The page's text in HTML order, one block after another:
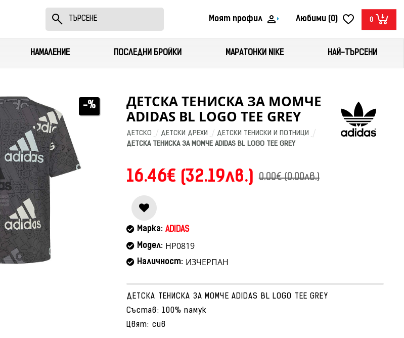
Моят профил Любими (0) 0
НАМАЛЕНИЕ ПОСЛЕДНИ БРОЙКИ МАРАТОНКИ NIKE НАЙ-ТЪРСЕНИ
-%
ДЕТСКА ТЕНИСКА ЗА МОМЧЕ
ADIDAS BL LOGO TEE GREY
ДЕТСКО ДЕТСКИ ДРЕХИ
ДЕТСКИ ТЕНИСКИ И ПОТНИЦИ
ДЕТСКА ТЕНИСКА ЗА МОМЧЕ ADIDAS BL LOGO TEE GREY
16.46€ (32.19лв.) 0.00€ (0.00лв.)
Марка: ADIDAS
Модел: HP0819
Наличност: ИЗЧЕРПАН
ДЕТСКА ТЕНИСКА ЗА МОМЧЕ ADIDAS BL LOGO TEE GREY
Състав: 100% памук
Цвят: сив